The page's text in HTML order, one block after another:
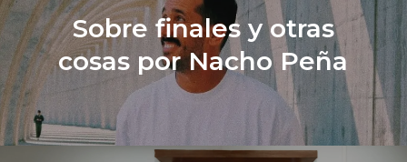
Sobre finales y otras
cosas por Nacho Peña